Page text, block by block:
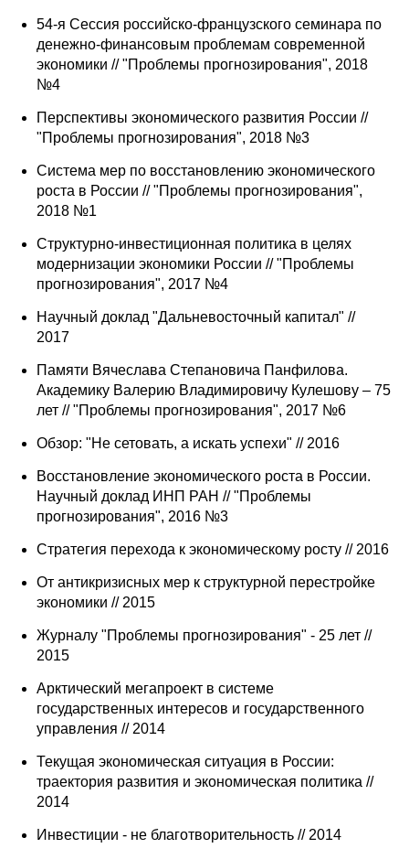
54-я Сессия российско-французского семинара по
денежно-финансовым проблемам современной
экономики // "Проблемы прогнозирования", 2018
№4
Перспективы экономического развития России //
"Проблемы прогнозирования", 2018 №3
Система мер по восстановлению экономического
роста в России // "Проблемы прогнозирования",
2018 №1
Структурно-инвестиционная политика в целях
модернизации экономики России // "Проблемы
прогнозирования", 2017 №4
Научный доклад "Дальневосточный капитал" //
2017
Памяти Вячеслава Степановича Панфилова.
Академику Валерию Владимировичу Кулешову – 75
лет // "Проблемы прогнозирования", 2017 №6
Обзор: "Не сетовать, а искать успехи" // 2016
Восстановление экономического роста в России.
Научный доклад ИНП РАН // "Проблемы
прогнозирования", 2016 №3
Стратегия перехода к экономическому росту // 2016
От антикризисных мер к структурной перестройке
экономики // 2015
Журналу "Проблемы прогнозирования" - 25 лет //
2015
Арктический мегапроект в системе
государственных интересов и государственного
управления // 2014
Текущая экономическая ситуация в России:
траектория развития и экономическая политика //
2014
Инвестиции - не благотворительность // 2014